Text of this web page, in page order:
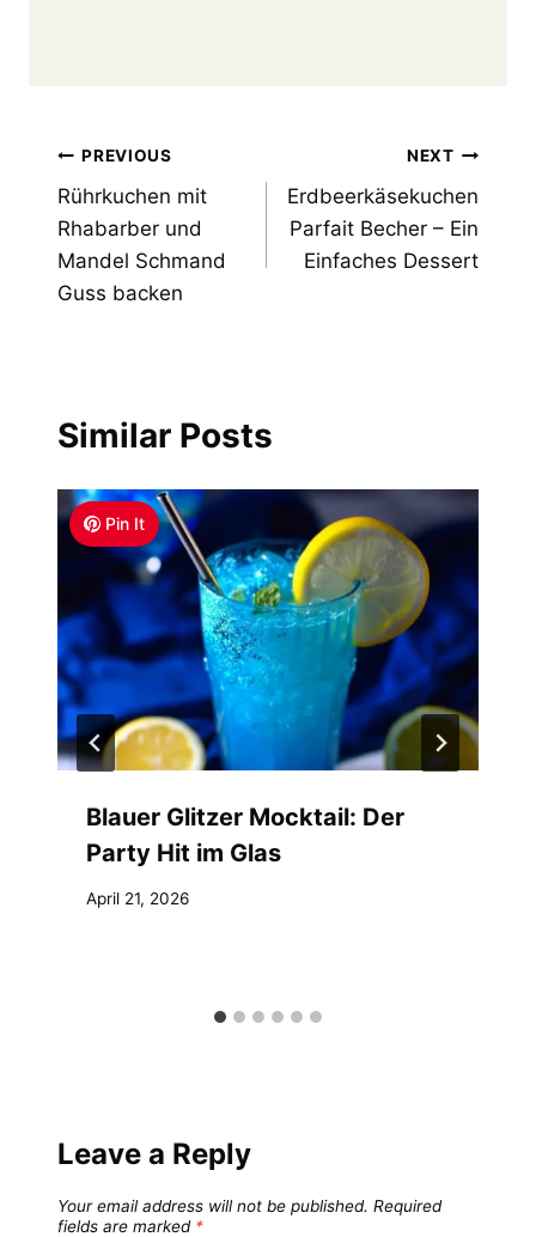
Post
navigation
PREVIOUS
Rührkuchen mit
Rhabarber und
Mandel Schmand
Guss backen
NEXT
Erdbeerkäsekuchen
Parfait Becher – Ein
Einfaches Dessert
Similar Posts
Pin It
Blauer Glitzer Mocktail: Der
Party Hit im Glas
April 21, 2026
Leave a Reply
Your email address will not be published. Required
fields are marked *